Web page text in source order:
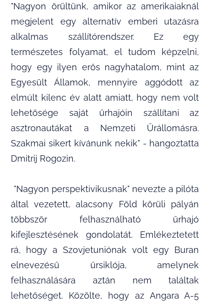
"Nagyon örültünk, amikor az amerikaiaknál
megjelent egy alternatív emberi utazásra
alkalmas szállítórendszer. Ez egy
természetes folyamat, el tudom képzelni,
hogy egy ilyen erős nagyhatalom, mint az
Egyesült Államok, mennyire aggódott az
elmúlt kilenc év alatt amiatt, hogy nem volt
lehetősége saját űrhajóin szállítani az
asztronautákat a Nemzeti Űrállomásra.
Szakmai sikert kívánunk nekik" - hangoztatta
Dmitrij Rogozin.
"Nagyon perspektivikusnak" nevezte a pilóta
által vezetett, alacsony Föld körüli pályán
többször felhasználható űrhajó
kifejlesztésének gondolatát. Emlékeztetett
rá, hogy a Szovjetuniónak volt egy Buran
elnevezésű űrsiklója, amelynek
felhasználására aztán nem találtak
lehetőséget. Közölte, hogy az Angara A-5